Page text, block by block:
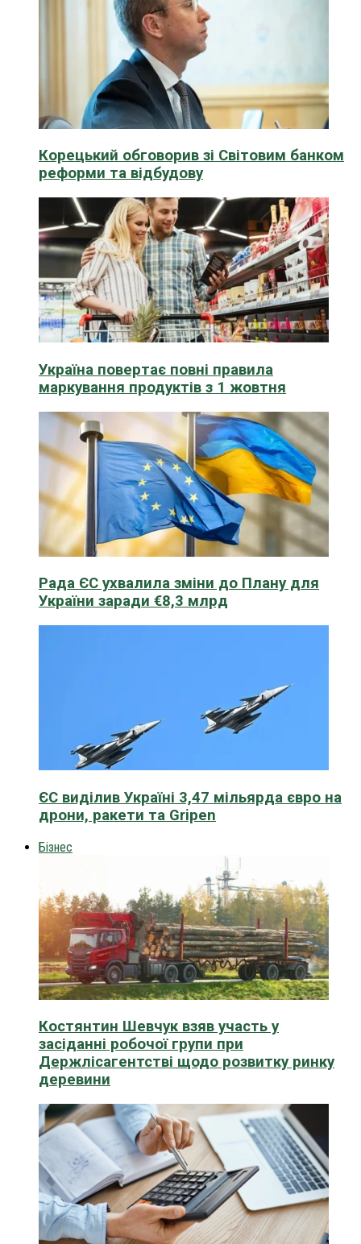
Корецький обговорив зі Світовим банком
реформи та відбудову
Україна повертає повні правила
маркування продуктів з 1 жовтня
Рада ЄС ухвалила зміни до Плану для
України заради €8,3 млрд
ЄС виділив Україні 3,47 мільярда євро на
дрони, ракети та Gripen
Бізнес
Костянтин Шевчук взяв участь у
засіданні робочої групи при
Держлісагентстві щодо розвитку ринку
деревини